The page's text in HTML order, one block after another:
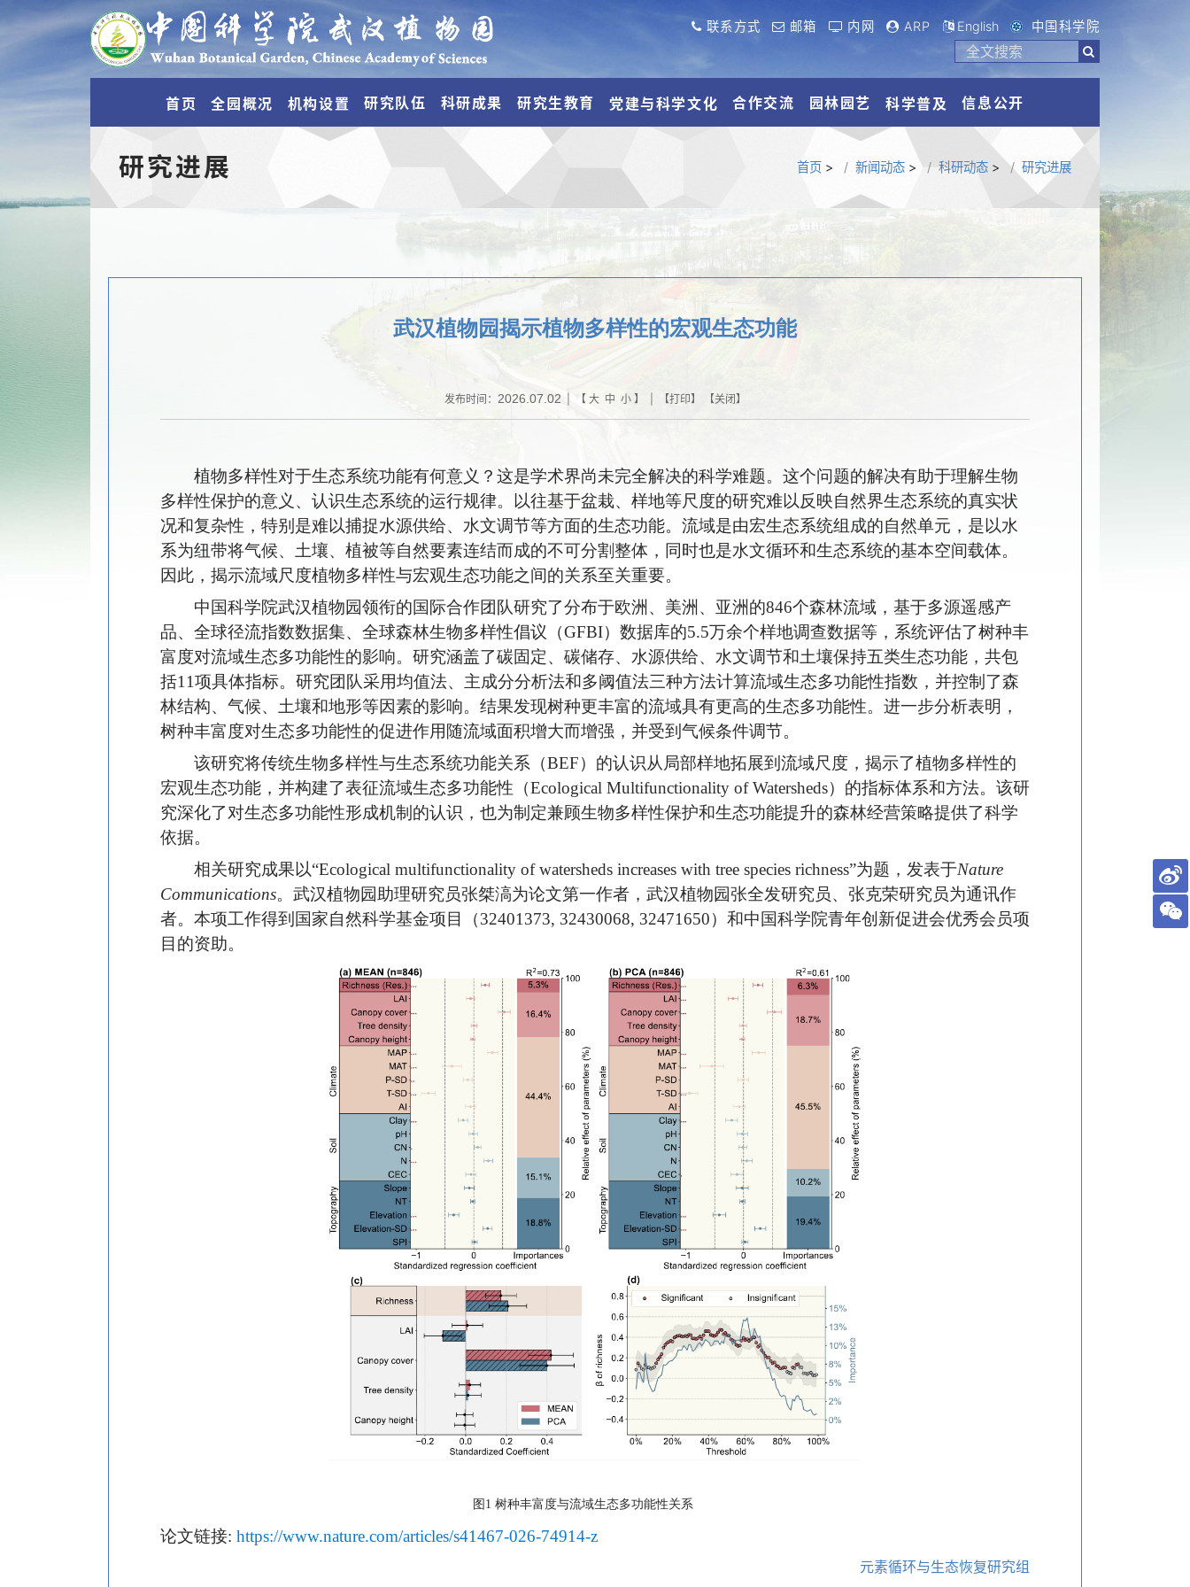
联系方式 邮箱 内网 ARP English 中国科学院
首页 全园概况 机构设置 研究队伍 科研成果 研究生教育 党建与科学文化 合作交流 园林园艺 科学普及 信息公开
研究进展 首页> 新闻动态> 科研动态> 研究进展
武汉植物园揭示植物多样性的宏观生态功能
发布时间： 2026.07.02 | 【 大 中 小】 | 【打印】 【关闭】
植物多样性对于生态系统功能有何意义？这是学术界尚未完全解决的科学难题。这个问题的解决有助于理解生物
多样性保护的意义、认识生态系统的运行规律。以往基于盆栽、样地等尺度的研究难以反映自然界生态系统的真实状
况和复杂性，特别是难以捕捉水源供给、水文调节等方面的生态功能。流域是由宏生态系统组成的自然单元，是以水
系为纽带将气候、土壤、植被等自然要素连结而成的不可分割整体，同时也是水文循环和生态系统的基本空间载体。
因此，揭示流域尺度植物多样性与宏观生态功能之间的关系至关重要。
中国科学院武汉植物园领衔的国际合作团队研究了分布于欧洲、美洲、亚洲的846个森林流域，基于多源遥感产
品、全球径流指数数据集、全球森林生物多样性倡议（GFBI）数据库的5.5万余个样地调查数据等，系统评估了树种丰
富度对流域生态多功能性的影响。研究涵盖了碳固定、碳储存、水源供给、水文调节和土壤保持五类生态功能，共包
括11项具体指标。研究团队采用均值法、主成分分析法和多阈值法三种方法计算流域生态多功能性指数，并控制了森
林结构、气候、土壤和地形等因素的影响。结果发现树种更丰富的流域具有更高的生态多功能性。进一步分析表明，
树种丰富度对生态多功能性的促进作用随流域面积增大而增强，并受到气候条件调节。
该研究将传统生物多样性与生态系统功能关系（BEF）的认识从局部样地拓展到流域尺度，揭示了植物多样性的
宏观生态功能，并构建了表征流域生态多功能性（Ecological Multifunctionality of Watersheds）的指标体系和方法。该研
究深化了对生态多功能性形成机制的认识，也为制定兼顾生物多样性保护和生态功能提升的森林经营策略提供了科学
依据。
相关研究成果以“Ecological multifunctionality of watersheds increases with tree species richness”为题，发表于Nature
Communications。武汉植物园助理研究员张桀滈为论文第一作者，武汉植物园张全发研究员、张克荣研究员为通讯作
者。本项工作得到国家自然科学基金项目（32401373, 32430068, 32471650）和中国科学院青年创新促进会优秀会员项
目的资助。
图1 树种丰富度与流域生态多功能性关系
论文链接: https://www.nature.com/articles/s41467-026-74914-z
元素循环与生态恢复研究组